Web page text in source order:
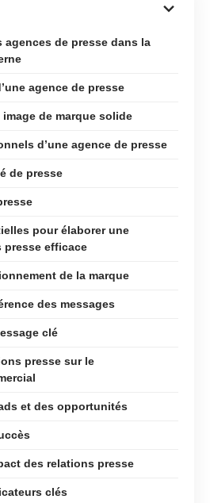
agences de presse dans la
agence de presse
de marque solide
d’une agence de presse
de presse
pour élaborer une
presse efficace
de la marque
des messages
clé
presse sur le
et des opportunités
des relations presse
clés